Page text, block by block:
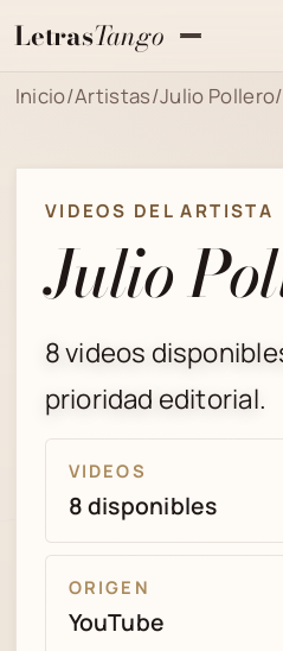
LetrasTango
Inicio/Artistas/Julio Pollero/
VIDEOS DEL ARTISTA
Julio
8 videos
prioridad editorial.
VIDEOS
8 disponibles
ORIGEN
YouTube